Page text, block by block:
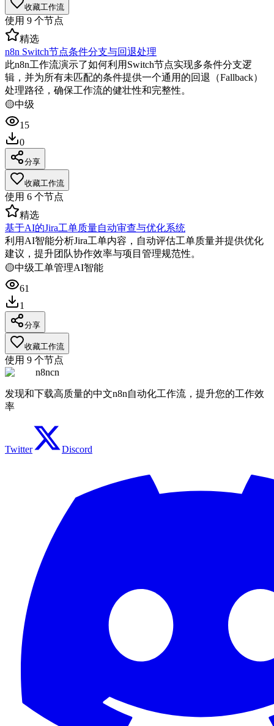
收藏工作流
使用 9 个节点
精选
n8n Switch节点条件分支与回退处理
此n8n工作流演示了如何利用Switch节点实现多条件分支逻
辑，并为所有未匹配的条件提供一个通用的回退（Fallback）
处理路径，确保工作流的健壮性和完整性。
🟡中级
15
0
分享
收藏工作流
使用 6 个节点
精选
基于AI的Jira工单质量自动审查与优化系统
利用AI智能分析Jira工单内容，自动评估工单质量并提供优化
建议，提升团队协作效率与项目管理规范性。
🟡中级工单管理AI智能
61
1
分享
收藏工作流
使用 9 个节点
n8ncn
发现和下载高质量的中文n8n自动化工作流，提升您的工作效
率
Twitter Discord